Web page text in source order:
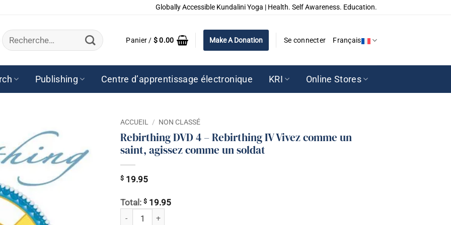
Globally Accessible Kundalini Yoga | Health. Self Awareness. Education.
Recherche
pour :
Panier / $0.00 Make A Donation Se connecter Français
Publishing Centre d’apprentissage électronique KRI Online Stores
ACCUEIL / NON CLASSÉ
Rebirthing DVD 4 – Rebirthing IV Vivez comme un
saint, agissez comme un soldat
$ 19.95
Total: $ 19.95
quantité de Rebirthing DVD 4 - Rebirthing IV Vivez comme un saint, agissez comme un soldat